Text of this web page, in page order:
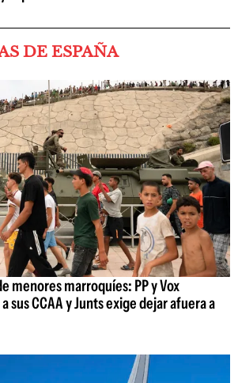
DE ESPAÑA
menores marroquíes: PP y Vox
sus CCAA y Junts exige dejar afuera a